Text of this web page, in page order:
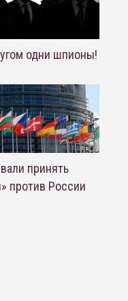
одни шпионы!
принять
против России